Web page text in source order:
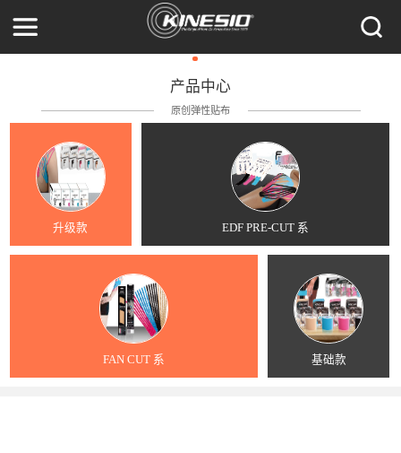
产品中心
原创弹性贴布
升级款 EDF PRE-CUT 系
FAN CUT 系 基础款